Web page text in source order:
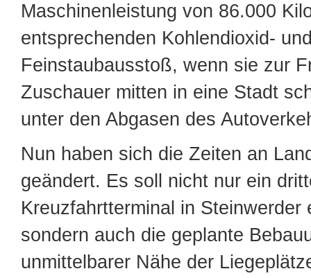
Maschinenleistung von 86.000
entsprechenden Kohlendioxid-
Feinstaubausstoß, wenn sie zur
Zuschauer mitten in eine Stadt
unter den Abgasen des
Nun haben sich die Zeiten an
geändert. Es soll nicht nur ein
Kreuzfahrtterminal in Steinwerder
sondern auch die geplante
unmittelbarer Nähe der